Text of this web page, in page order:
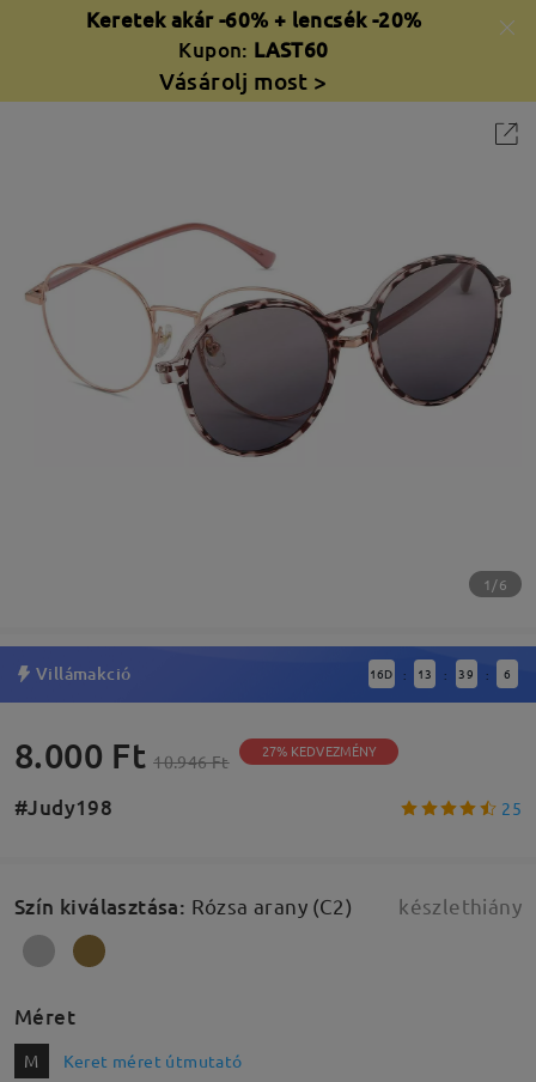
Keretek akár -60% + lencsék -20%
Kupon: LAST60
Vásárolj most >
1/6
Villámakció 16D : 13 : 39 : 5
8.000 Ft 10.946 Ft 27% KEDVEZMÉNY
#Judy198 25
Szín kiválasztása: Rózsa arany (C2) készlethiány
Méret
M Keret méret útmutató